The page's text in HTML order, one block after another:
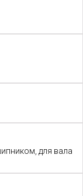
для вала